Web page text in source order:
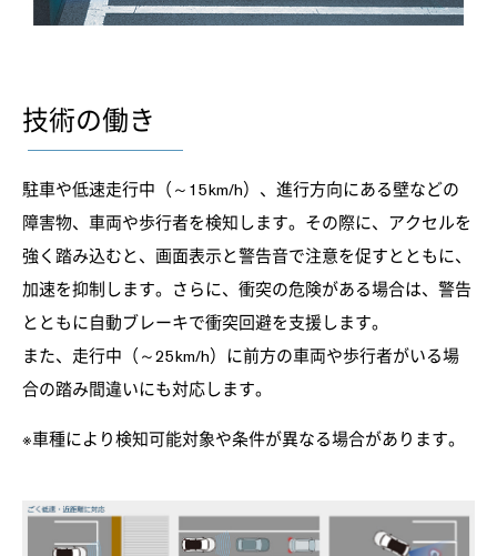
技術の働き
駐車や低速走行中（～15km/h）、進行方向にある壁などの
障害物、車両や歩行者を検知します。その際に、アクセルを
強く踏み込むと、画面表示と警告音で注意を促すとともに、
加速を抑制します。さらに、衝突の危険がある場合は、警告
とともに自動ブレーキで衝突回避を支援します。
また、走行中（～25km/h）に前方の車両や歩行者がいる場
合の踏み間違いにも対応します。
※車種により検知可能対象や条件が異なる場合があります。